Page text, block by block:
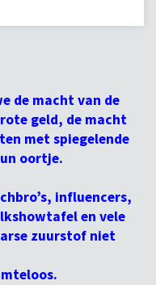
de macht van de
geld, de macht
met spiegelende
oortje.
influencers,
en vele
zuurstof niet